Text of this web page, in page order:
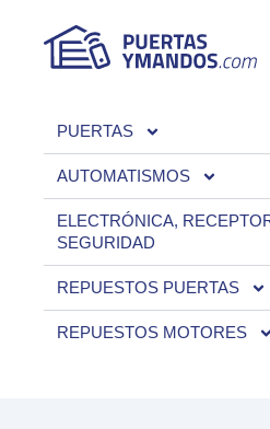
PUERTAS
AUTOMATISMOS
ELECTRÓNICA,
SEGURIDAD
REPUESTOS PUERTAS
REPUESTOS MOTORES